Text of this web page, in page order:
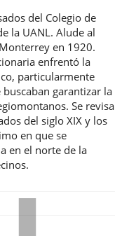
del Colegio de
la UANL. Alude al
en 1920.
enfrentó la
particularmente
garantizar la
Se revisa
del siglo XIX y los
en que se
en el norte de la